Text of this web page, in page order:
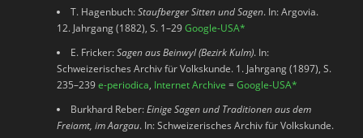
T. Hagenbuch:Staufberger Sitten und Sagen. In: Argovia.
12. Jahrgang (1882), S. 1–29Google-USA*
E. Fricker:Sagen aus Beinwyl (Bezirk Kulm). In:
Schweizerisches Archiv für Volkskunde. 1. Jahrgang (1897), S.
235–239e-periodica, Internet Archive =Google-USA*
Burkhard Reber:Einige Sagen und Traditionen aus dem
Freiamt, im Aargau. In: Schweizerisches Archiv für Volkskunde.